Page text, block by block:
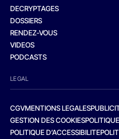
DECRYPTAGES
DOSSIERS
RENDEZ-VOUS
VIDEOS
PODCASTS
LEGAL
CGVMENTIONS LEGALES
GESTION DES COOKIES
POLITIQUE D’ACCESSIBILITE